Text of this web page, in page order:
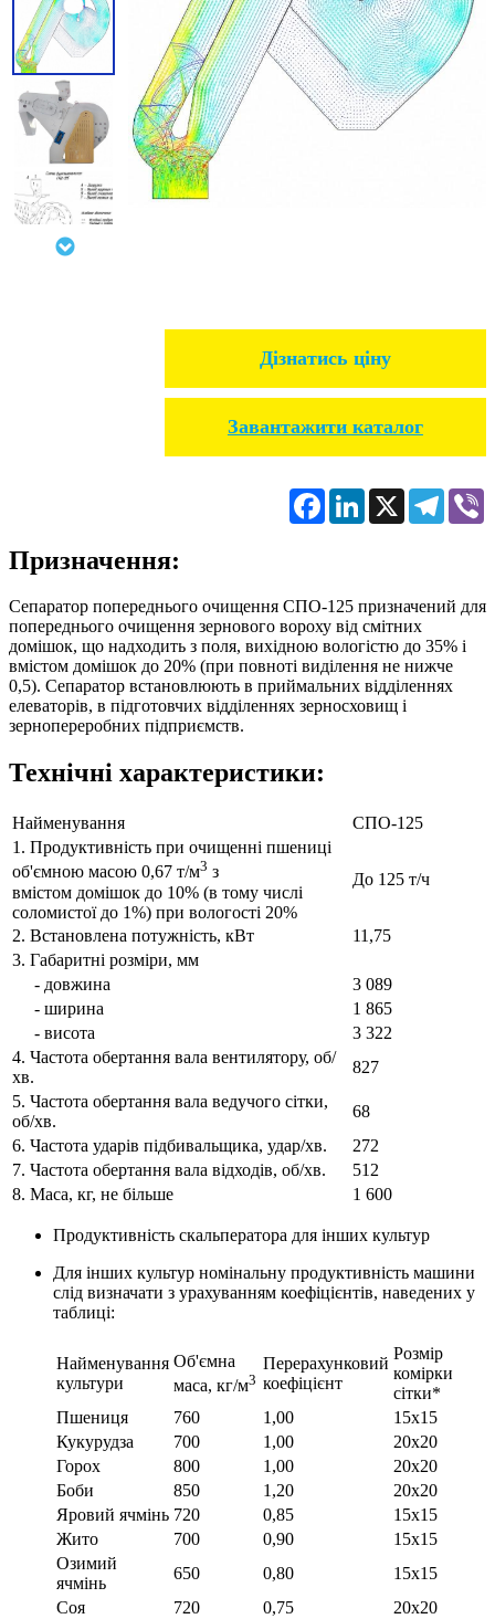
Дізнатись ціну
Завантажити каталог
FacebookLinkedIn
X
Призначення:
Сепаратор попереднього очищення СПО-125 призначений для
попереднього очищення зернового вороху від смітних
домішок, що надходить з поля, вихідною вологістю до 35% і
вмістом домішок до 20% (при повноті виділення не нижче
0,5). Сепаратор встановлюють в приймальних відділеннях
елеваторів, в підготовчих відділеннях зерносховищ і
зернопереробних підприємств.
Технічні характеристики:
Найменування
СПО-125
1. Продуктивність при очищенні пшениці
об'ємною масою 0,67 т/м3 з
вмістом домішок до 10% (в тому числі
соломистої до 1%) при вологості 20%
До 125 т/ч
2. Встановлена потужність, кВт
11,75
3. Габаритні розміри, мм
- довжина
3 089
- ширина
1 865
- висота
3 322
4. Частота обертання вала вентилятору, об/
хв.
827
5. Частота обертання вала ведучого сітки,
об/хв.
68
6. Частота ударів підбивальщика, удар/хв.
272
7. Частота обертання вала відходів, об/хв.
512
8. Маса, кг, не більше
1 600
Продуктивність скальператора для інших культур
Для інших культур номінальну продуктивність машини
слід визначати з урахуванням коефіцієнтів, наведених у
таблиці:
Найменування
культури
Об'ємна
маса, кг/м3
Перерахунковий
коефіцієнт
Розмір
комірки
сітки*
Пшениця
760 1,00
15x15
Кукурудза
700 1,00
20x20
Горох
800 1,00
20x20
Боби
850 1,20
20х20
Яровий ячмінь 720 0,85
15x15
Жито
700 0,90
15x15
Озимий
ячмінь
650 0,80
15x15
Соя
720 0,75
20x20